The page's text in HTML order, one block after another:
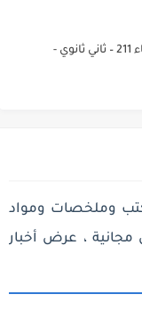
مصطلحات وتعليلات أحياء 211 – ثاني ثانوي -
- كتب وملخصات ومواد
، عرض أخبار